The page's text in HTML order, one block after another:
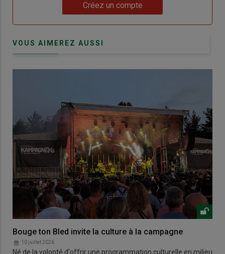
Créez un compte
VOUS AIMEREZ AUSSI
Bouge ton Bled invite la culture à la campagne
10 juillet 2026
Né de la volonté d'offrir une programmation culturelle en milieu